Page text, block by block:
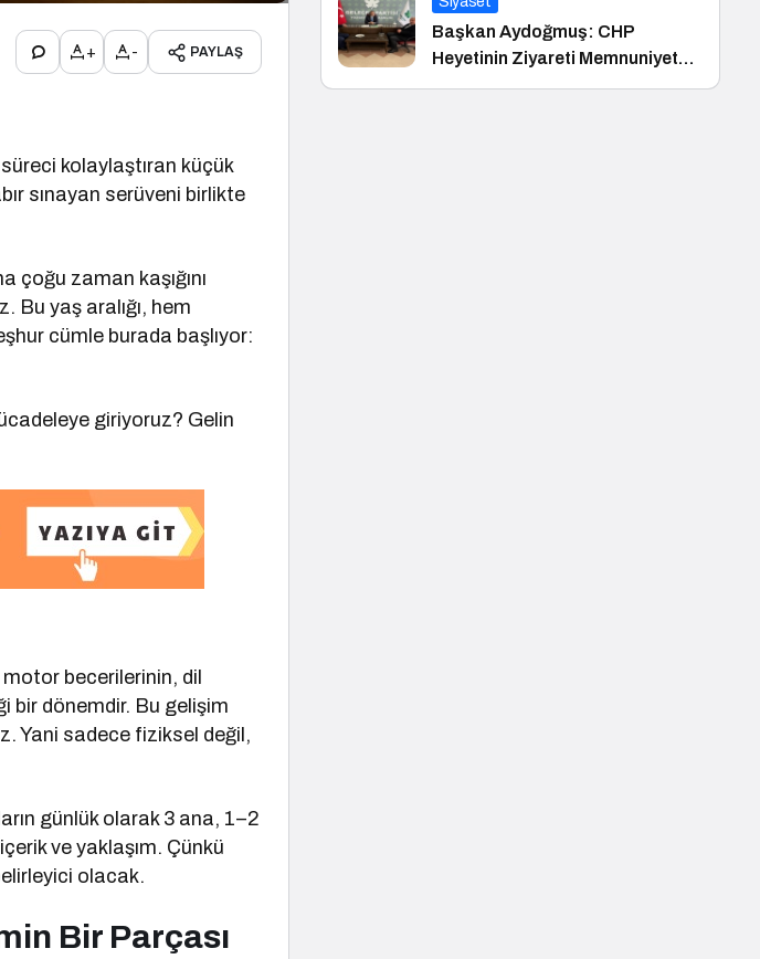
+ - PAYLAŞ
kolaylaştıran küçük
sınayan serüveni birlikte
çoğu zaman kaşığını
Bu yaş aralığı, hem
cümle burada başlıyor:
giriyoruz? Gelin
motor becerilerinin, dil
bir dönemdir. Bu gelişim
Yani sadece fiziksel değil,
günlük olarak 3 ana, 1–2
ve yaklaşım. Çünkü
olacak.
Bir Parçası
Başkan Aydoğmuş: CHP
Heyetinin Ziyareti Memnuniyet
Verici